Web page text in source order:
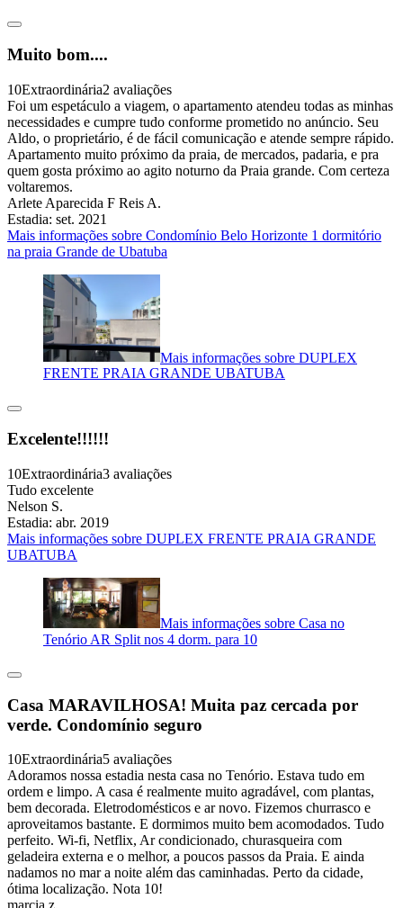
Muito bom....
10Extraordinária2 avaliações
Foi um espetáculo a viagem, o apartamento atendeu todas as minhas
necessidades e cumpre tudo conforme prometido no anúncio. Seu
Aldo, o proprietário, é de fácil comunicação e atende sempre rápido.
Apartamento muito próximo da praia, de mercados, padaria, e pra
quem gosta próximo ao agito noturno da Praia grande. Com certeza
voltaremos.
Arlete Aparecida F Reis A.
Estadia: set. 2021
Mais informações sobre Condomínio Belo Horizonte 1 dormitório
na praia Grande de Ubatuba
Mais informações sobre DUPLEX
FRENTE PRAIA GRANDE UBATUBA
Excelente!!!!!!
10Extraordinária3 avaliações
Tudo excelente
Nelson S.
Estadia: abr. 2019
Mais informações sobre DUPLEX FRENTE PRAIA GRANDE
UBATUBA
Mais informações sobre Casa no
Tenório AR Split nos 4 dorm. para 10
Casa MARAVILHOSA! Muita paz cercada por
verde. Condomínio seguro
10Extraordinária5 avaliações
Adoramos nossa estadia nesta casa no Tenório. Estava tudo em
ordem e limpo. A casa é realmente muito agradável, com plantas,
bem decorada. Eletrodomésticos e ar novo. Fizemos churrasco e
aproveitamos bastante. E dormimos muito bem acomodados. Tudo
perfeito. Wi-fi, Netflix, Ar condicionado, churasqueira com
geladeira externa e o melhor, a poucos passos da Praia. E ainda
nadamos no mar a noite além das caminhadas. Perto da cidade,
ótima localização. Nota 10!